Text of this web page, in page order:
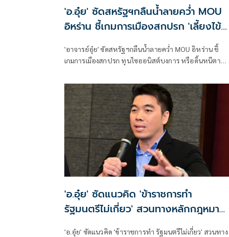
'อ.อุ๋ย' ซัดสหรัฐฯกลืนน้ำลายคว่ำ MOU
อิหร่าน ชี้เกมการเมืองสกปรก 'เลี้ยงไข้
'อาจารย์อุ๋ย' ซัดสหรัฐฯกลืนน้ำลายคว่ำ MOU อิหร่าน ชี้
เกมการเมืองสกปรก ทุนไซออนิสต์บงการ หรือดิ้นหนีตาย
ชาตินิยม หวั่นเป็นตัวประกันของสองประเทศ แนะไทย
เตรียมพร้อมรับมือวิกฤตพลังงานรอบใหม่และภาวะ
เงินเฟ้อตามมาหลอกหลอนอีกครั้ง
'อ.อุ๋ย' ซัดแนวคิด 'ข้าราชการทำ
รัฐมนตรีไม่เกี่ยว' สวนทางหลักกฎหมาย
'อ.อุ๋ย' ซัดแนวคิด 'ข้าราชการทำ รัฐมนตรีไม่เกี่ยว' สวนทาง